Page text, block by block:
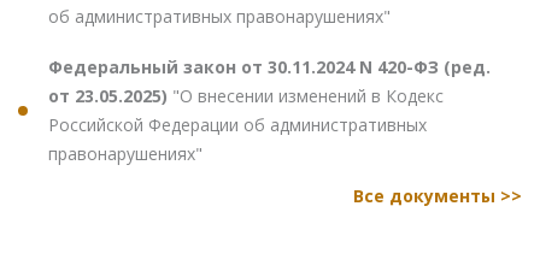
об административных правонарушениях"
Федеральный закон от 30.11.2024 N 420-ФЗ (ред.
от 23.05.2025) "О внесении изменений в Кодекс
Российской Федерации об административных
правонарушениях"
Все документы >>